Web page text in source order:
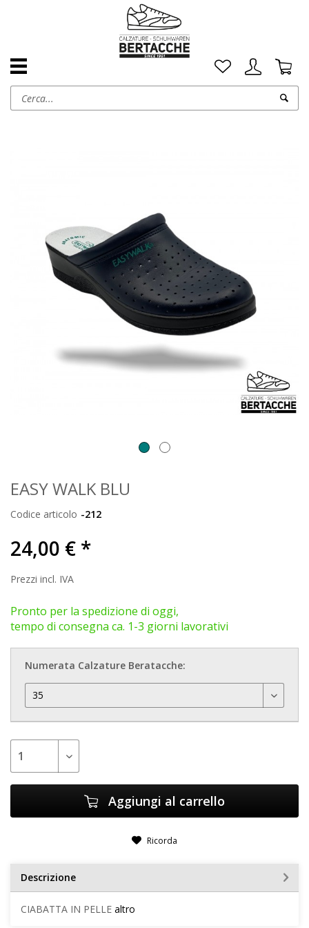
EASY WALK BLU
Codice articolo -212
24,00 € *
Prezzi incl. IVA
Pronto per la spedizione di oggi,
tempo di consegna ca. 1-3 giorni lavorativi
Numerata Calzature Beratacche:
Aggiungi al carrello
Ricorda
Descrizione
CIABATTA IN PELLE altro